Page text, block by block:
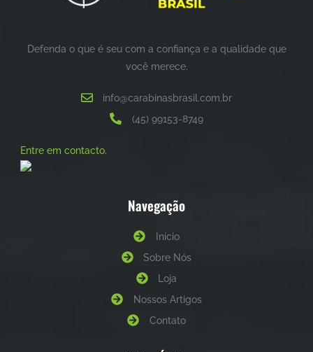
Defenda o que é seu com a confiança e a qualidade que
você merece.
info@carabinasbrasil.com.br
(45) 99153-8749
Entre em contacto.
Navegação
Início
Sobre Nós
Loja
Nossos Artigos
Contato